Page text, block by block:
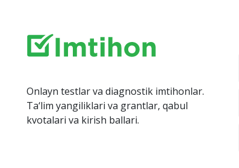
Onlayn testlar va diagnostik imtihonlar.
Ta‘lim yangiliklari va grantlar, qabul
kvotalari va kirish ballari.